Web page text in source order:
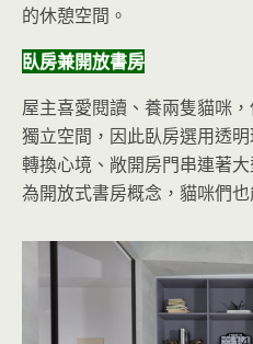
的休憩空間。
臥房兼開放書房
屋主喜愛閱讀、養兩隻貓咪
獨立空間，因此臥房選用透
轉換心境、敞開房門串連著
為開放式書房概念，貓咪們